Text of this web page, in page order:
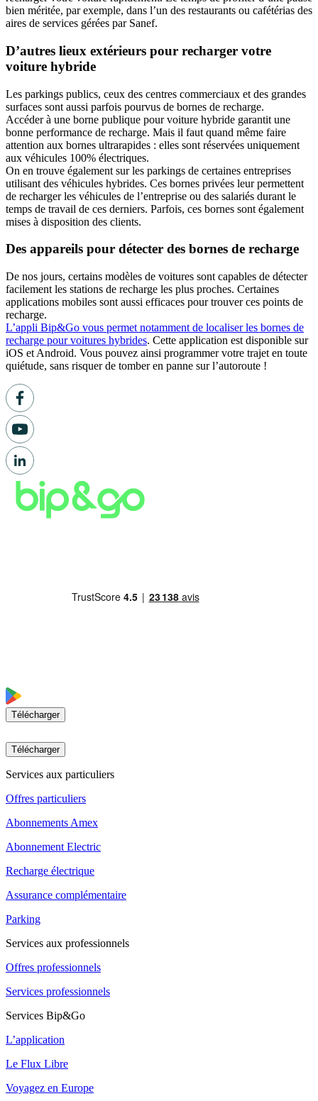
bien méritée, par exemple, dans l’un des restaurants ou cafétérias des
aires de services gérées par Sanef.
D’autres lieux extérieurs pour recharger votre
voiture hybride
Les parkings publics, ceux des centres commerciaux et des grandes
surfaces sont aussi parfois pourvus de bornes de recharge.
Accéder à une borne publique pour voiture hybride garantit une
bonne performance de recharge. Mais il faut quand même faire
attention aux bornes ultrarapides : elles sont réservées uniquement
aux véhicules 100% électriques.
On en trouve également sur les parkings de certaines entreprises
utilisant des véhicules hybrides. Ces bornes privées leur permettent
de recharger les véhicules de l’entreprise ou des salariés durant le
temps de travail de ces derniers. Parfois, ces bornes sont également
mises à disposition des clients.
Des appareils pour détecter des bornes de recharge
De nos jours, certains modèles de voitures sont capables de détecter
facilement les stations de recharge les plus proches. Certaines
applications mobiles sont aussi efficaces pour trouver ces points de
recharge.
L’appli Bip&Go vous permet notamment de localiser les bornes de
recharge pour voitures hybrides. Cette application est disponible sur
iOS et Android. Vous pouvez ainsi programmer votre trajet en toute
quiétude, sans risquer de tomber en panne sur l’autoroute !
Télécharger
Télécharger
Services aux particuliers
Offres particuliers
Abonnements Amex
Abonnement Electric
Recharge électrique
Assurance complémentaire
Parking
Services aux professionnels
Offres professionnels
Services professionnels
Services Bip&Go
L’application
Le Flux Libre
Voyagez en Europe